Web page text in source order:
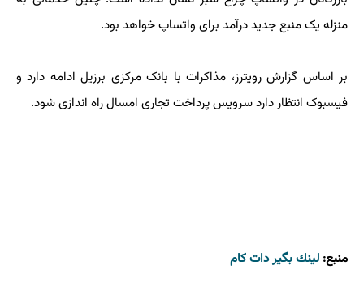
منزله یک منبع جدید درآمد برای واتساپ خواهد بود.
بر اساس گزارش رویترز، مذاکرات با بانک مرکزی برزیل ادامه دارد و
فیسبوک انتظار دارد سرویس پرداخت تجاری امسال راه اندازی شود.
منبع: لینك بگیر دات كام